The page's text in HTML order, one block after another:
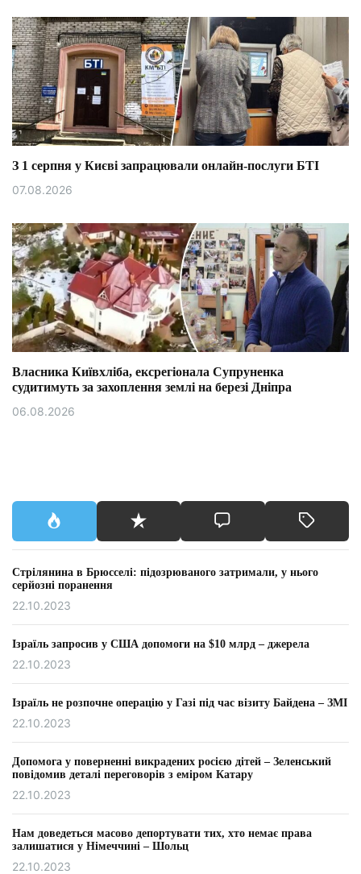
З 1 серпня у Києві запрацювали онлайн-послуги БТІ
07.08.2026
Власника Київхліба, ексрегіонала Супруненка
судитимуть за захоплення землі на березі Дніпра
06.08.2026
Стрілянина в Брюсселі: підозрюваного затримали, у нього
серйозні поранення
22.10.2023
Ізраїль запросив у США допомоги на $10 млрд – джерела
22.10.2023
Ізраїль не розпочне операцію у Газі під час візиту Байдена – ЗМІ
22.10.2023
Допомога у поверненні викрадених росією дітей – Зеленський
повідомив деталі переговорів з еміром Катару
22.10.2023
Нам доведеться масово депортувати тих, хто немає права
залишатися у Німеччині – Шольц
22.10.2023